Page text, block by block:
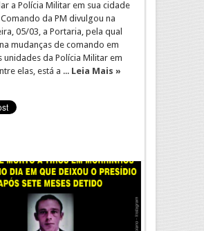
a Polícia Militar em sua cidade
da PM divulgou na
05/03, a Portaria, pela qual
mudanças de comando em
unidades da Polícia Militar em
elas, está a ... Leia Mais »